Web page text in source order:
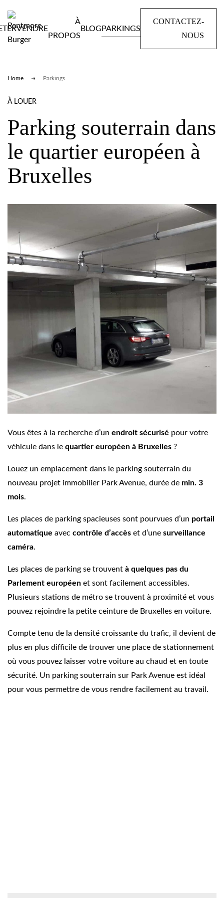
VENDRE
À
PROPOS
BLOG PARKINGS
CONTACTEZ-
NOUS
Home Parkings
À LOUER
Parking souterrain dans
le quartier européen à
Bruxelles
Vous êtes à la recherche d’un endroit sécurisé pour votre
véhicule dans le quartier européen à Bruxelles ?
Louez un emplacement dans le parking souterrain du
nouveau projet immobilier Park Avenue, durée de min. 3
mois.
Les places de parking spacieuses sont pourvues d’un portail
automatique avec contrôle d’accès et d’une surveillance
caméra.
Les places de parking se trouvent à quelques pas du
Parlement européen et sont facilement accessibles.
Plusieurs stations de métro se trouvent à proximité et vous
pouvez rejoindre la petite ceinture de Bruxelles en voiture.
Compte tenu de la densité croissante du trafic, il devient de
plus en plus difficile de trouver une place de stationnement
où vous pouvez laisser votre voiture au chaud et en toute
sécurité. Un parking souterrain sur Park Avenue est idéal
pour vous permettre de vous rendre facilement au travail.